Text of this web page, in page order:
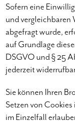
Sofern eine
und vergleichbaren
abgefragt wurde,
auf Grundlage
DSGVO und § 25
jederzeit
Sie können Ihren
Setzen von
im Einzelfall